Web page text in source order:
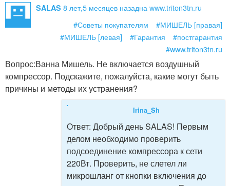
SALAS 8 лет,5 месяцев назадна www.triton3tn.ru
#Советы покупателям
#МИШЕЛЬ [правая]
#МИШЕЛЬ [левая]
#Гарантия
#постгарантия
#www.triton3tn.ru
Вопрос:Ванна Мишель. Не включается воздушный
компрессор. Подскажите, пожалуйста, какие могут быть
причины и методы их устранения?
Irina_Sh
Ответ: Добрый день SALAS! Первым
делом необходимо проверить
подсоединение компрессора к сети
220Вт. Проверить, не слетел ли
микрошланг от кнопки включения до